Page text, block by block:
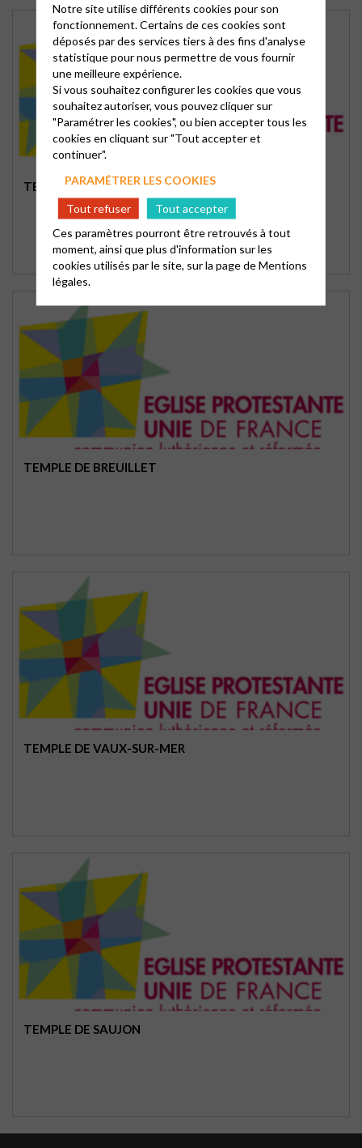
TEMPLE DE SAINT-SULPICE DE ROYAN
TEMPLE DE BREUILLET
TEMPLE DE VAUX-SUR-MER
TEMPLE DE SAUJON
Notre site utilise différents cookies pour son
fonctionnement. Certains de ces cookies sont
déposés par des services tiers à des fins d'analyse
statistique pour nous permettre de vous fournir
une meilleure expérience.
Si vous souhaitez configurer les cookies que vous
souhaitez autoriser, vous pouvez cliquer sur
"Paramétrer les cookies", ou bien accepter tous les
cookies en cliquant sur "Tout accepter et
continuer".
PARAMÉTRER LES COOKIES
Tout refuser
Tout accepter
Ces paramètres pourront être retrouvés à tout
moment, ainsi que plus d'information sur les
cookies utilisés par le site, sur la page deMentions
légales.